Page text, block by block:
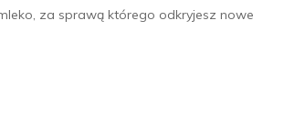
za sprawą którego odkryjesz nowe